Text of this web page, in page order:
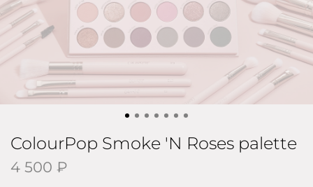
ColourPop Smoke 'N Roses palette
4 500 ₽